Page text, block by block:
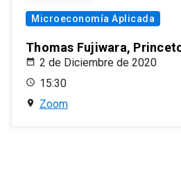
Microeconomía Aplicada
Thomas Fujiwara,
2 de Diciembre de 2020
15:30
Zoom